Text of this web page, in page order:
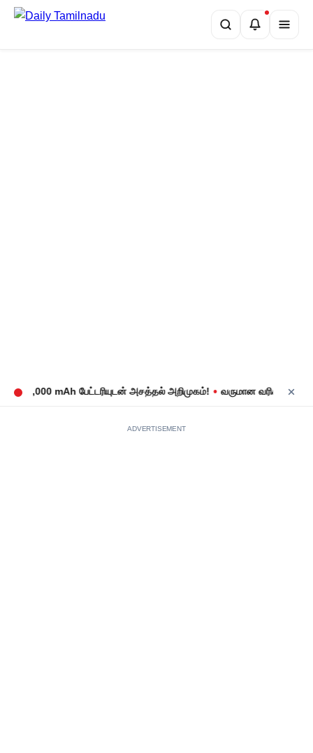
mAh பேட்டரியுடன் அசத்தல் அறிமுகம்! • வருமான வரிக் கணக்குத்
ADVERTISEMENT